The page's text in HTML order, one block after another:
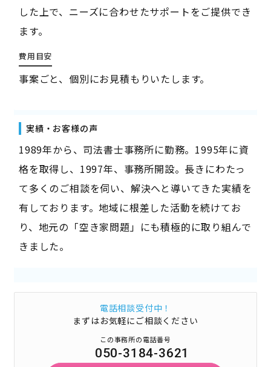
した上で、ニーズに合わせたサポートをご提供でき
ます。
費用目安
事案ごと、個別にお見積もりいたします。
実績・お客様の声
1989年から、司法書士事務所に勤務。1995年に資
格を取得し、1997年、事務所開設。長きにわたっ
て多くのご相談を伺い、解決へと導いてきた実績を
有しております。地域に根差した活動を続けてお
り、地元の「空き家問題」にも積極的に取り組んで
きました。
電話相談受付中！
まずはお気軽にご相談ください
この事務所の電話番号
050-3184-3621